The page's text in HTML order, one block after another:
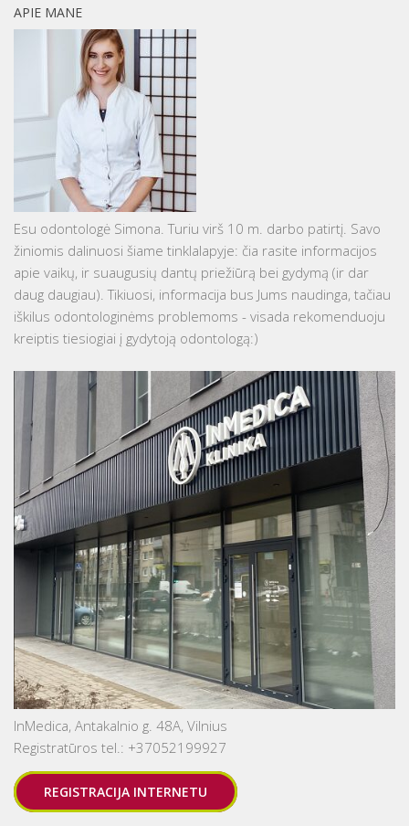
APIE MANE
Esu odontologė Simona. Turiu virš 10 m. darbo patirtį. Savo
žiniomis dalinuosi šiame tinklalapyje: čia rasite informacijos
apie vaikų, ir suaugusių dantų priežiūrą bei gydymą (ir dar
daug daugiau). Tikiuosi, informacija bus Jums naudinga, tačiau
iškilus odontologinėms problemoms - visada rekomenduoju
kreiptis tiesiogiai į gydytoją odontologą:)
InMedica, Antakalnio g. 48A, Vilnius
Registratūros tel.: +37052199927
REGISTRACIJA INTERNETU